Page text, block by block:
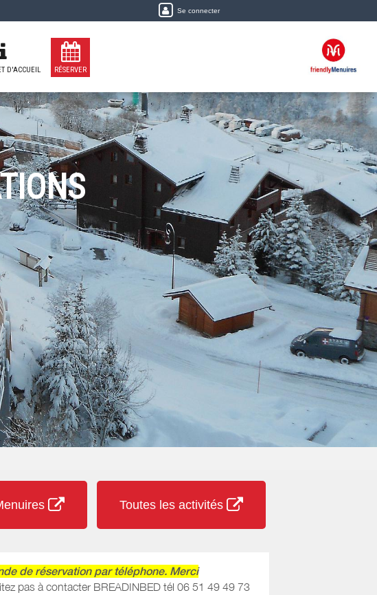
Se connecter
D'ACCUEIL RÉSERVER
Toutes les activités
de réservation par téléphone. Merci
pas à contacter BREADINBED tél 06 51 49 49 73